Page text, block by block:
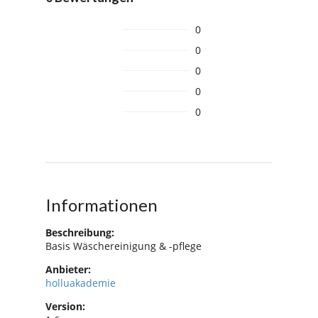
0
0
0
0
0
Informationen
Beschreibung:
Basis Wäschereinigung & -pflege
Anbieter:
holluakademie
Version: